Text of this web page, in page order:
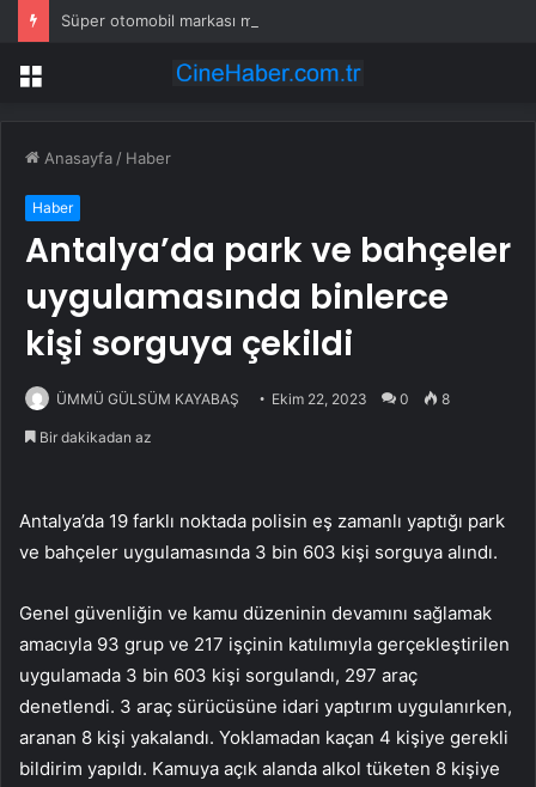
Süper otomobil markası manuel vitese geri dönüyor
Menü
Anasayfa / Haber
Haber
Antalya’da park ve bahçeler
uygulamasında binlerce
kişi sorguya çekildi
ÜMMÜ GÜLSÜM KAYABAŞ Ekim 22, 2023 0 8
Bir dakikadan az
Antalya’da 19 farklı noktada polisin eş zamanlı yaptığı park
ve bahçeler uygulamasında 3 bin 603 kişi sorguya alındı.
Genel güvenliğin ve kamu düzeninin devamını sağlamak
amacıyla 93 grup ve 217 işçinin katılımıyla gerçekleştirilen
uygulamada 3 bin 603 kişi sorgulandı, 297 araç
denetlendi. 3 araç sürücüsüne idari yaptırım uygulanırken,
aranan 8 kişi yakalandı. Yoklamadan kaçan 4 kişiye gerekli
bildirim yapıldı. Kamuya açık alanda alkol tüketen 8 kişiye